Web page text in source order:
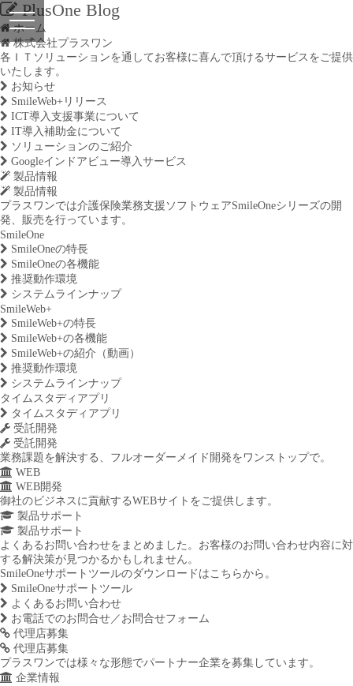
PlusOne Blog
ホーム
株式会社プラスワン
各ＩＴソリューションを通してお客様に喜んで頂けるサービスをご提供
いたします。
お知らせ
SmileWeb+リリース
ICT導入支援事業について
IT導入補助金について
ソリューションのご紹介
Googleインドアビュー導入サービス
製品情報
製品情報
プラスワンでは介護保険業務支援ソフトウェアSmileOneシリーズの開
発、販売を行っています。
SmileOne
SmileOneの特長
SmileOneの各機能
推奨動作環境
システムラインナップ
SmileWeb+
SmileWeb+の特長
SmileWeb+の各機能
SmileWeb+の紹介（動画）
推奨動作環境
システムラインナップ
タイムスタディアプリ
タイムスタディアプリ
受託開発
受託開発
業務課題を解決する、フルオーダーメイド開発をワンストップで。
WEB
WEB開発
御社のビジネスに貢献するWEBサイトをご提供します。
製品サポート
製品サポート
よくあるお問い合わせをまとめました。お客様のお問い合わせ内容に対
する解決策が見つかるかもしれません。
SmileOneサポートツールのダウンロードはこちらから。
SmileOneサポートツール
よくあるお問い合わせ
お電話でのお問合せ／お問合せフォーム
代理店募集
代理店募集
プラスワンでは様々な形態でパートナー企業を募集しています。
企業情報